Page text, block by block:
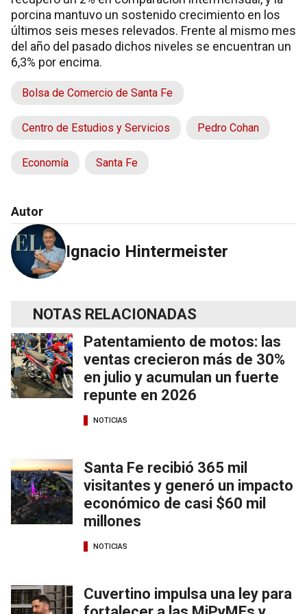
porcina mantuvo un sostenido crecimiento en los
últimos seis meses relevados. Frente al mismo mes
del año del pasado dichos niveles se encuentran un
6,3% por encima.
Bolsa de Comercio de Santa Fe
Centro de Estudios y Servicios Pedro Cohan
Economía Santa Fe
Autor
Ignacio Hintermeister
NOTAS RELACIONADAS
Patentamiento de motos: las
ventas crecieron más de 30%
en julio y acumulan un fuerte
repunte en 2026
NOTICIAS
Santa Fe recibió 365 mil
visitantes y generó un impacto
económico de casi $60 mil
millones
NOTICIAS
Cuvertino impulsa una ley para